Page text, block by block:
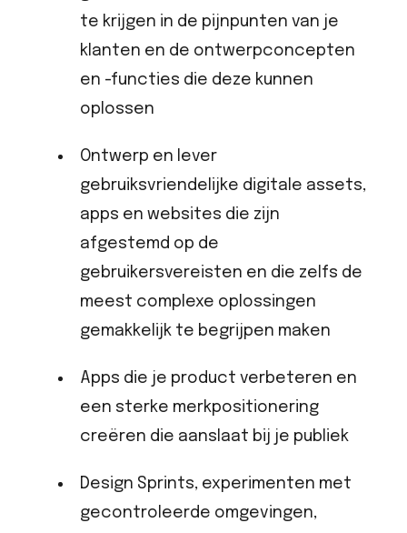
te krijgen in de pijnpunten van je
klanten en de ontwerpconcepten
en -functies die deze kunnen
oplossen
Ontwerp en lever
gebruiksvriendelijke digitale assets,
apps en websites die zijn
afgestemd op de
gebruikersvereisten en die zelfs de
meest complexe oplossingen
gemakkelijk te begrijpen maken
Apps die je product verbeteren en
een sterke merkpositionering
creëren die aanslaat bij je publiek
Design Sprints, experimenten met
gecontroleerde omgevingen,